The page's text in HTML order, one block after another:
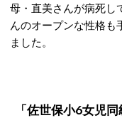
母・直美さんが病死し
んのオープンな性格も
ました。
「佐世保小6女児